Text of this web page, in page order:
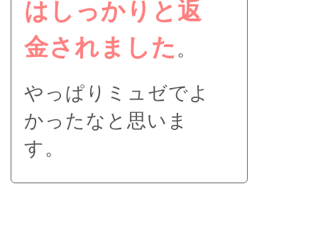
はしっかりと返
金されました 。
やっぱりミュゼでよ
かったなと思いま
す。